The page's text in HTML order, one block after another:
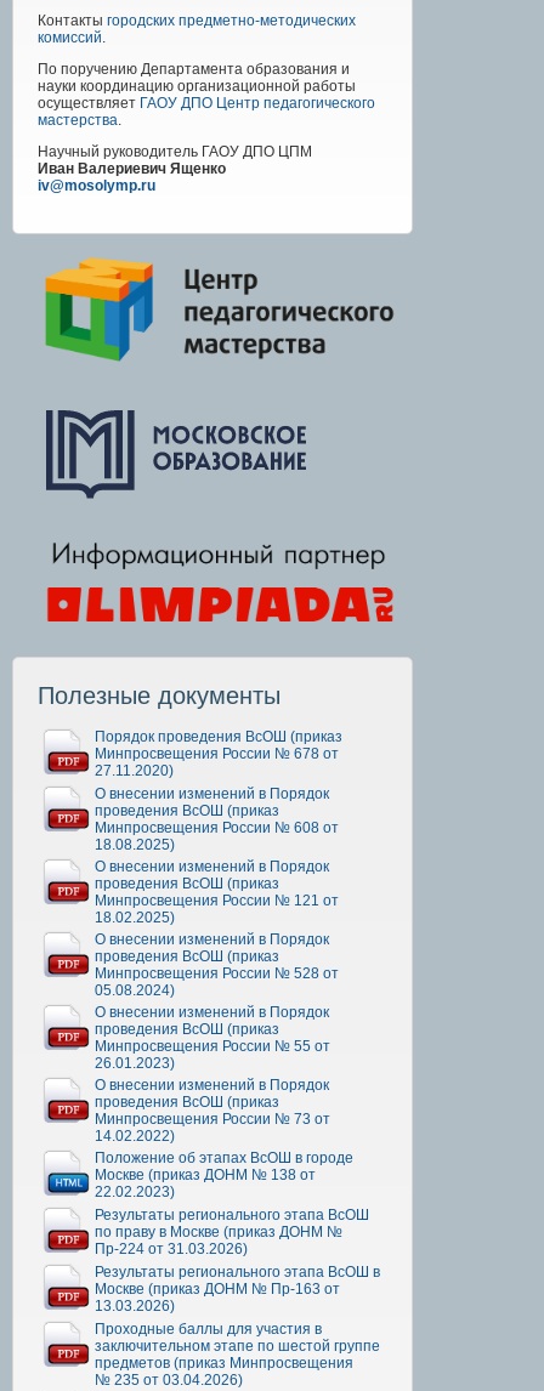
Контакты городских предметно-методических
комиссий.
По поручению Департамента образования и
науки координацию организационной работы
осуществляет ГАОУ ДПО Центр педагогического
мастерства.
Научный руководитель ГАОУ ДПО ЦПМ
Иван Валериевич Ященко
iv@mosolymp.ru
Полезные документы
Порядок проведения ВсОШ (приказ
Минпросвещения России № 678 от
27.11.2020)
О внесении изменений в Порядок
проведения ВсОШ (приказ
Минпросвещения России № 608 от
18.08.2025)
О внесении изменений в Порядок
проведения ВсОШ (приказ
Минпросвещения России № 121 от
18.02.2025)
О внесении изменений в Порядок
проведения ВсОШ (приказ
Минпросвещения России № 528 от
05.08.2024)
О внесении изменений в Порядок
проведения ВсОШ (приказ
Минпросвещения России № 55 от
26.01.2023)
О внесении изменений в Порядок
проведения ВсОШ (приказ
Минпросвещения России № 73 от
14.02.2022)
Положение об этапах ВсОШ в городе
Москве (приказ ДОНМ № 138 от
22.02.2023)
Результаты регионального этапа ВсОШ
по праву в Москве (приказ ДОНМ №
Пр-224 от 31.03.2026)
Результаты регионального этапа ВсОШ в
Москве (приказ ДОНМ № Пр-163 от
13.03.2026)
Проходные баллы для участия в
заключительном этапе по шестой группе
предметов (приказ Минпросвещения
№ 235 от 03.04.2026)